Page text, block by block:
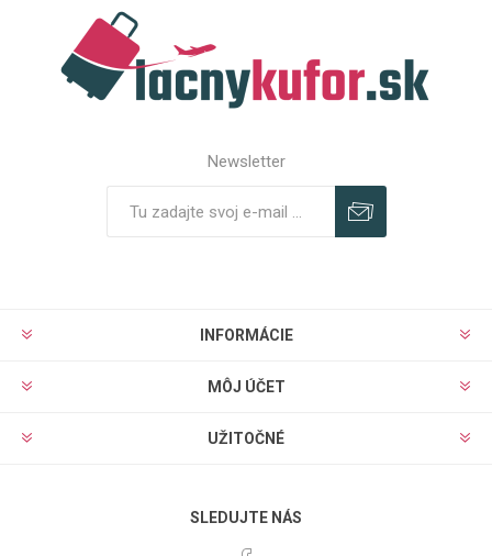
Newsletter
INFORMÁCIE
MÔJ ÚČET
UŽITOČNÉ
SLEDUJTE NÁS